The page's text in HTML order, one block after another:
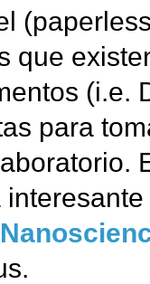
que
(i.e.
para